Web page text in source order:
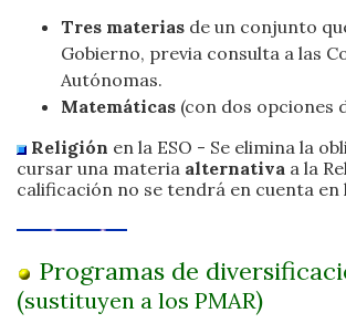
Tres materias de un conjunto
Gobierno, previa consulta a las
Autónomas.
Matemáticas (con dos opciones
Religión en la ESO - Se elimina la
cursar una materia alternativa a la
calificación no se tendrá en cuenta en
Programas de
(sustituyen a los PMAR)